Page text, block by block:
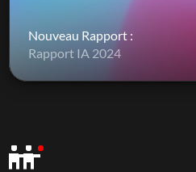
Nouveau Rapport :
Rapport IA 2024